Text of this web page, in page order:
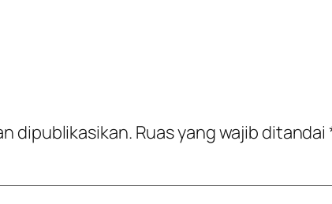
dipublikasikan. Ruas yang wajib ditandai